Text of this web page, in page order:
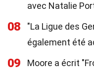
avec Natalie
08
"La Ligue des
également été
09
Moore a écrit